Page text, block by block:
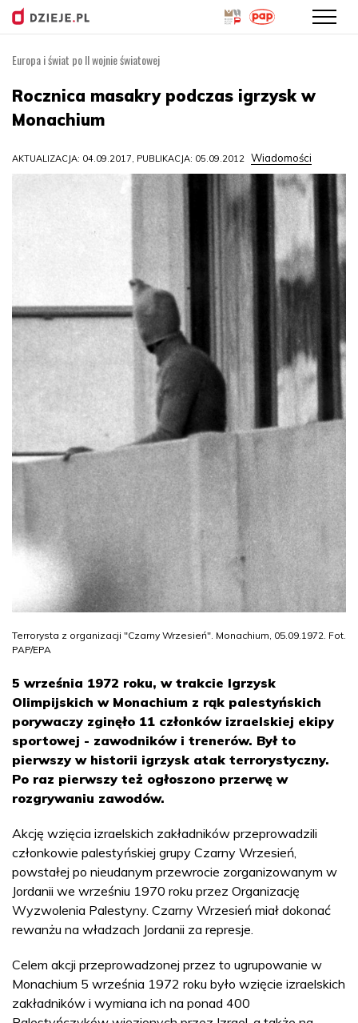
treści
Europa i świat po II wojnie światowej
Rocznica masakry podczas igrzysk w
Monachium
AKTUALIZACJA: 04.09.2017, PUBLIKACJA: 05.09.2012 Wiadomości
Terrorysta z organizacji "Czarny Wrzesień". Monachium, 05.09.1972. Fot.
PAP/EPA
5 września 1972 roku, w trakcie Igrzysk
Olimpijskich w Monachium z rąk palestyńskich
porywaczy zginęło 11 członków izraelskiej ekipy
sportowej - zawodników i trenerów. Był to
pierwszy w historii igrzysk atak terrorystyczny.
Po raz pierwszy też ogłoszono przerwę w
rozgrywaniu zawodów.
Akcję wzięcia izraelskich zakładników przeprowadzili
członkowie palestyńskiej grupy Czarny Wrzesień,
powstałej po nieudanym przewrocie zorganizowanym w
Jordanii we wrześniu 1970 roku przez Organizację
Wyzwolenia Palestyny. Czarny Wrzesień miał dokonać
rewanżu na władzach Jordanii za represje.
Celem akcji przeprowadzonej przez to ugrupowanie w
Monachium 5 września 1972 roku było wzięcie izraelskich
zakładników i wymiana ich na ponad 400